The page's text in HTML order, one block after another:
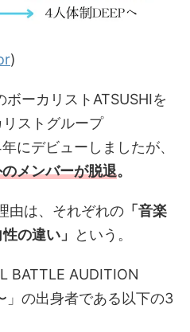
)
ボーカリストATSUSHIを
ストグループ
にデビューしましたが、
メンバーが脱退。
由は、それぞれの 「音楽
の違い」
という。
BATTLE AUDITION
」の出身者である以下の3